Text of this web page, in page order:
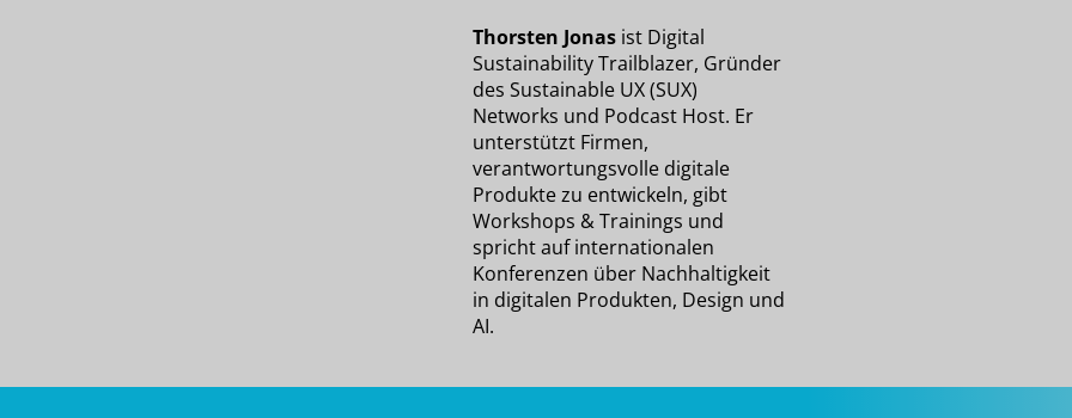
Thorsten Jonasist Digital
Sustainability Trailblazer, Gründer
des Sustainable UX (SUX)
Networks und Podcast Host. Er
unterstützt Firmen,
verantwortungsvolle digitale
Produkte zu entwickeln, gibt
Workshops & Trainings und
spricht auf internationalen
Konferenzen über Nachhaltigkeit
in digitalen Produkten, Design und
AI.